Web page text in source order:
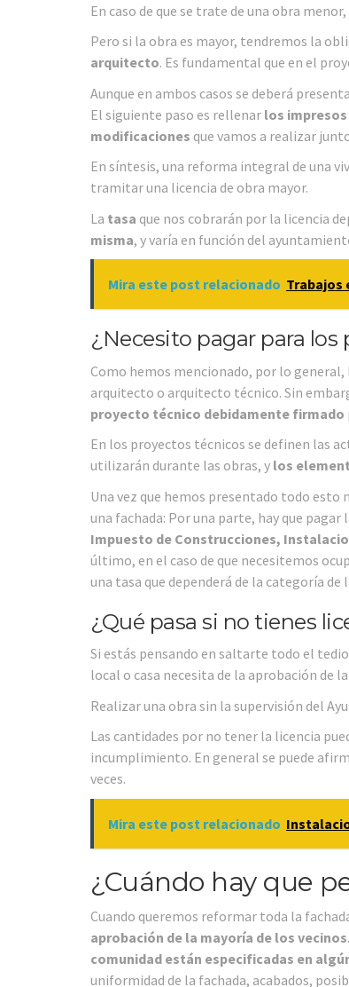
En caso de que se trate de una obra
Pero si la obra es mayor, tendremos la
arquitecto. Es fundamental que en el
Aunque en ambos casos se deberá
El siguiente paso es rellenar los
modificaciones que vamos a realizar
En síntesis, una reforma integral de una
tramitar una licencia de obra mayor.
La tasa que nos cobrarán por la licencia
misma, y varía en función del
Mira este post relacionado Trabajos
¿Necesito pagar para los
Como hemos mencionado, por lo
arquitecto o arquitecto técnico. Sin
proyecto técnico debidamente firmado
En los proyectos técnicos se definen las
utilizarán durante las obras, y los
Una vez que hemos presentado todo
una fachada: Por una parte, hay que pagar
Impuesto de Construcciones,
último, en el caso de que necesitemos
una tasa que dependerá de la categoría de
¿Qué pasa si no tienes
Si estás pensando en saltarte todo el
local o casa necesita de la aprobación de
Realizar una obra sin la supervisión del
Las cantidades por no tener la licencia
incumplimiento. En general se puede
veces.
Mira este post relacionado
¿Cuándo hay que
Cuando queremos reformar toda la
aprobación de la mayoría de los vecinos
comunidad están especificadas en
uniformidad de la fachada, acabados,